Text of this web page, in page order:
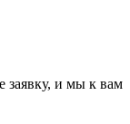
заявку, и мы к вам